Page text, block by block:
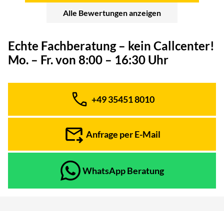
Alle Bewertungen anzeigen
Echte Fachberatung – kein Callcenter!
Mo. – Fr. von 8:00 – 16:30 Uhr
Telefon:
+49 35451 8010
Anfrage per E-Mail
WhatsApp Beratung